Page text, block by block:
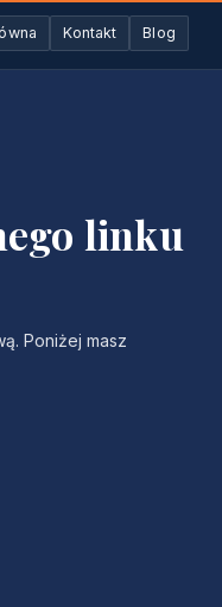
Kontakt Blog
linku
Poniżej masz